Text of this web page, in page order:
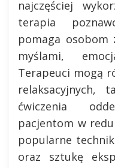
najczęściej
terapia
pomaga osobom
myślami,
Terapeuci mogą
relaksacyjnych,
ćwiczenia
pacjentom w
popularne
oraz sztukę